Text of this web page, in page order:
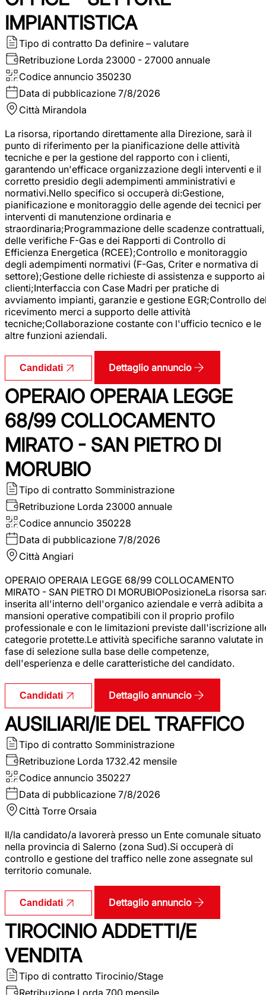
IMPIANTISTICA
Tipo di contratto Da definire – valutare
Retribuzione Lorda 23000 - 27000 annuale
Codice annuncio 350230
Data di pubblicazione 7/8/2026
Città Mirandola
La risorsa, riportando direttamente alla Direzione, sarà il
punto di riferimento per la pianificazione delle attività
tecniche e per la gestione del rapporto con i clienti,
garantendo un'efficace organizzazione degli interventi e il
corretto presidio degli adempimenti amministrativi e
normativi.Nello specifico si occuperà di:Gestione,
pianificazione e monitoraggio delle agende dei tecnici per
interventi di manutenzione ordinaria e
straordinaria;Programmazione delle scadenze contrattuali,
delle verifiche F-Gas e dei Rapporti di Controllo di
Efficienza Energetica (RCEE);Controllo e monitoraggio
degli adempimenti normativi (F-Gas, Criter e normativa di
settore);Gestione delle richieste di assistenza e supporto ai
clienti;Interfaccia con Case Madri per pratiche di
avviamento impianti, garanzie e gestione EGR;Controllo
ricevimento merci a supporto delle attività
tecniche;Collaborazione costante con l'ufficio tecnico e le
altre funzioni aziendali.
Candidati Dettaglio annuncio
OPERAIO OPERAIA LEGGE
68/99 COLLOCAMENTO
MIRATO - SAN PIETRO DI
MORUBIO
Tipo di contratto Somministrazione
Retribuzione Lorda 23000 annuale
Codice annuncio 350228
Data di pubblicazione 7/8/2026
Città Angiari
OPERAIO OPERAIA LEGGE 68/99 COLLOCAMENTO
MIRATO - SAN PIETRO DI MORUBIOPosizioneLa risorsa
inserita all'interno dell'organico aziendale e verrà adibita a
mansioni operative compatibili con il proprio profilo
professionale e con le limitazioni previste dall'iscrizione
categorie protette.Le attività specifiche saranno valutate in
fase di selezione sulla base delle competenze,
dell'esperienza e delle caratteristiche del candidato.
Candidati Dettaglio annuncio
AUSILIARI/IE DEL TRAFFICO
Tipo di contratto Somministrazione
Retribuzione Lorda 1732.42 mensile
Codice annuncio 350227
Data di pubblicazione 7/8/2026
Città Torre Orsaia
Il/la candidato/a lavorerà presso un Ente comunale situato
nella provincia di Salerno (zona Sud).Si occuperà di
controllo e gestione del traffico nelle zone assegnate sul
territorio comunale.
Candidati Dettaglio annuncio
TIROCINIO ADDETTI/E
VENDITA
Tipo di contratto Tirocinio/Stage
Retribuzione Lorda 700 mensile